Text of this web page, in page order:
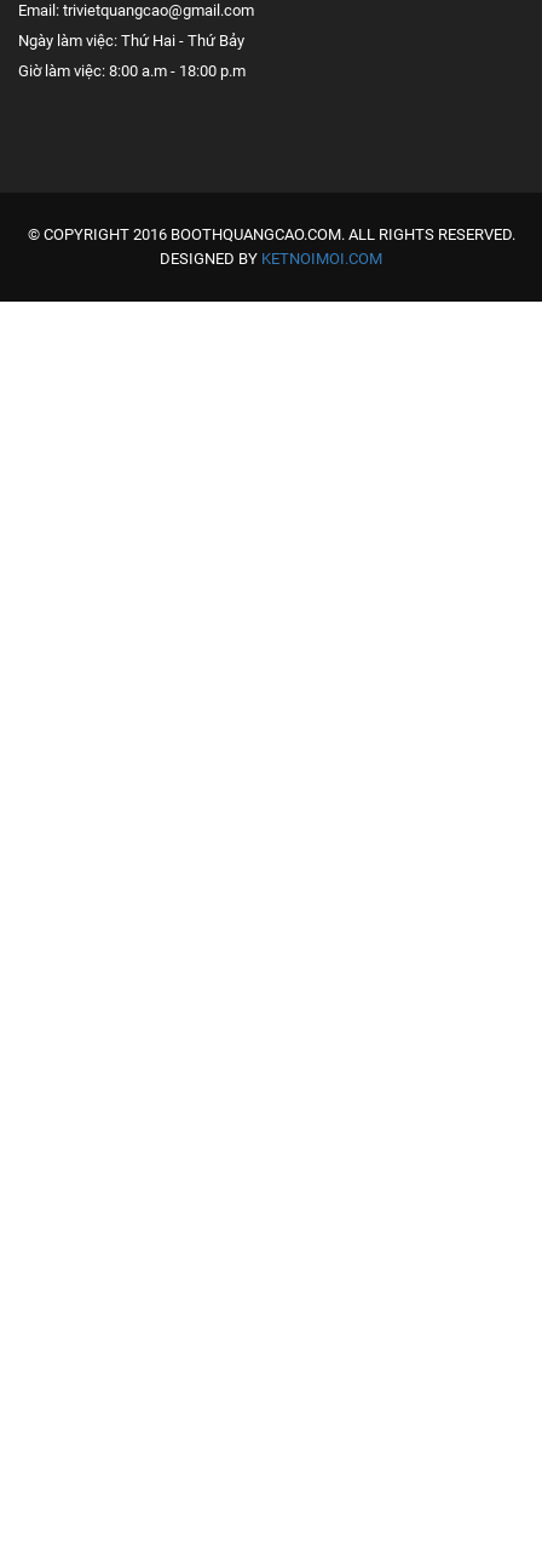
Email: trivietquangcao@gmail.com
Ngày làm việc: Thứ Hai - Thứ Bảy
Giờ làm việc: 8:00 a.m - 18:00 p.m
© COPYRIGHT 2016 BOOTHQUANGCAO.COM. ALL RIGHTS RESERVED.
DESIGNED BY KETNOIMOI.COM